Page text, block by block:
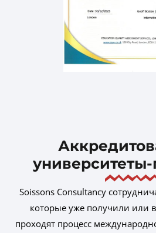
Soissons Consultancy
которые уже получили или
проходят процесс